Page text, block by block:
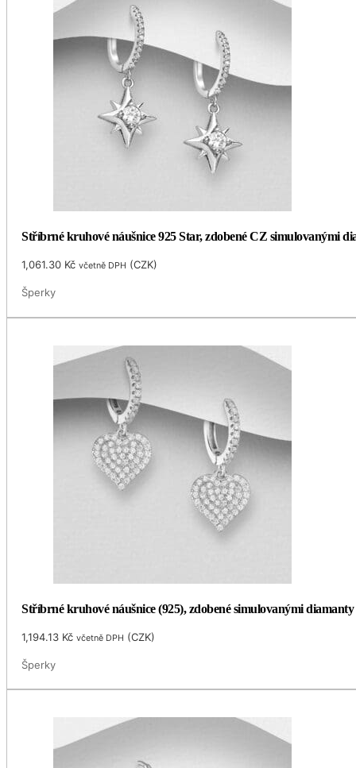
Stříbrné kruhové náušnice 925 Star, zdobené CZ simulovanými
1,061.30 Kč včetně DPH (CZK)
Šperky
Stříbrné kruhové náušnice (925), zdobené simulovanými
1,194.13 Kč včetně DPH (CZK)
Šperky